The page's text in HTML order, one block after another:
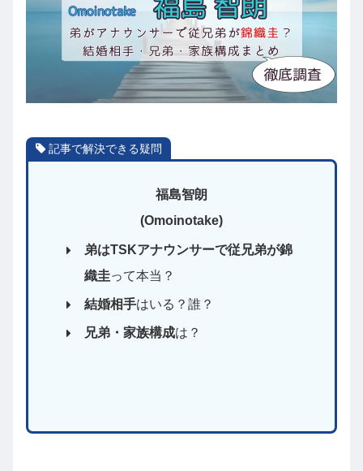
記事で解決できる疑問
福島智朗
(Omoinotake)
弟はTSKアナウンサーで従兄弟が錦
織圭って本当？
結婚相手はいる？誰？
兄弟・家族構成は？